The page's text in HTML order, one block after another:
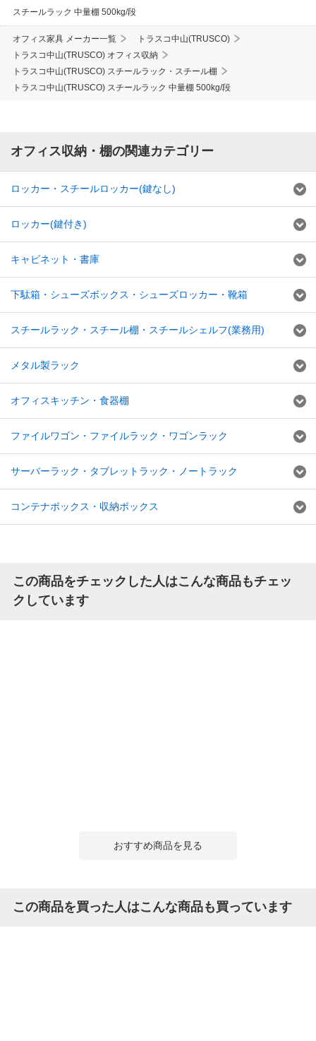
スチールラック 中量棚 500kg/段
オフィス家具 メーカー一覧
トラスコ中山(TRUSCO)
トラスコ中山(TRUSCO) オフィス収納
トラスコ中山(TRUSCO) スチールラック・スチール棚
トラスコ中山(TRUSCO) スチールラック 中量棚 500kg/段
オフィス収納・棚の関連カテゴリー
ロッカー・スチールロッカー(鍵なし)
ロッカー(鍵付き)
キャビネット・書庫
下駄箱・シューズボックス・シューズロッカー・靴箱
スチールラック・スチール棚・スチールシェルフ(業務用)
メタル製ラック
オフィスキッチン・食器棚
ファイルワゴン・ファイルラック・ワゴンラック
サーバーラック・タブレットラック・ノートラック
コンテナボックス・収納ボックス
この商品をチェックした人はこんな商品もチェッ
クしています
おすすめ商品を見る
この商品を買った人はこんな商品も買っています